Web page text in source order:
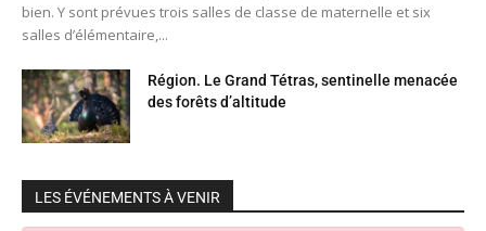
bien. Y sont prévues trois salles de classe de maternelle et six
salles d’élémentaire,...
Région. Le Grand Tétras, sentinelle menacée
des forêts d’altitude
LES ÉVÉNEMENTS À VENIR